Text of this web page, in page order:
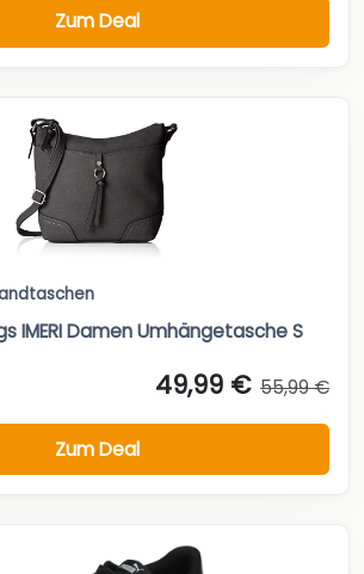
Zum Deal
IMERI Damen Umhängetasche S
49,99 € 55,99 €
Zum Deal